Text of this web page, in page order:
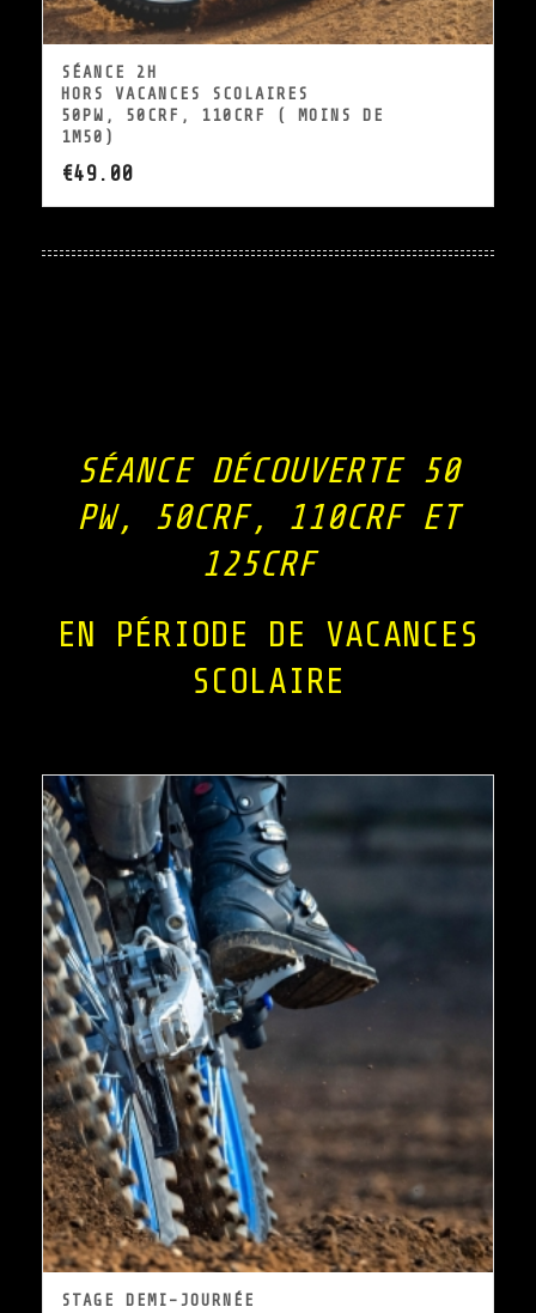
SÉANCE 2H
HORS VACANCES SCOLAIRES
50PW, 50CRF, 110CRF ( MOINS DE
1M50)
€49.00
SÉANCE DÉCOUVERTE 50
PW, 50CRF, 110CRF ET
125CRF
EN PÉRIODE DE VACANCES
SCOLAIRE
STAGE DEMI-JOURNÉE